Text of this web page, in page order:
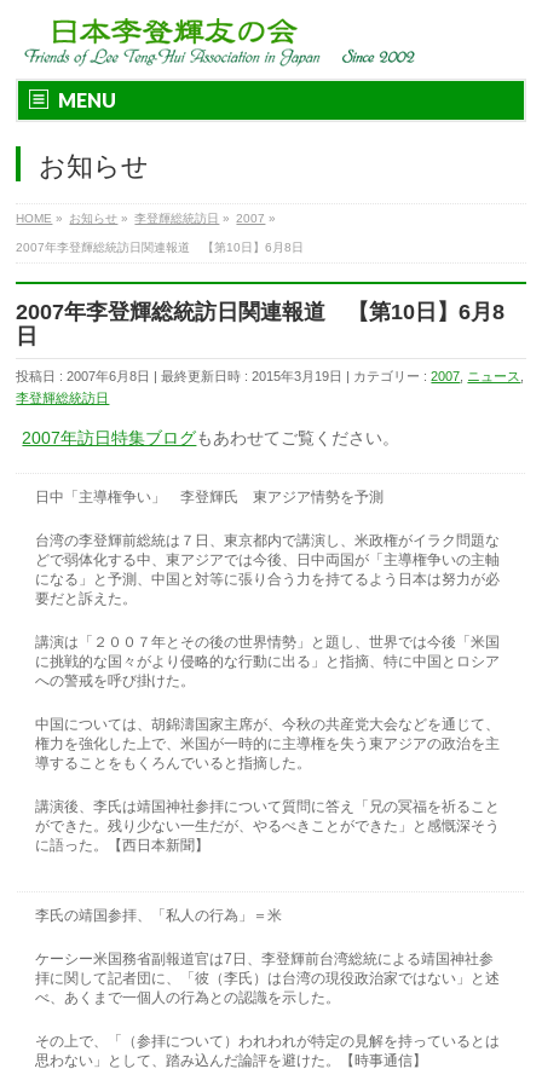
MENU
お知らせ
HOME » お知らせ » 李登輝総統訪日 » 2007 »
2007年李登輝総統訪日関連報道 【第10日】6月8日
2007年李登輝総統訪日関連報道 【第10日】6月8
日
投稿日 : 2007年6月8日 最終更新日時 : 2015年3月19日 カテゴリー :2007 ニュース
李登輝総統訪日
2007年訪日特集ブログもあわせてご覧ください。
日中「主導権争い」 李登輝氏 東アジア情勢を予測
台湾の李登輝前総統は７日、東京都内で講演し、米政権がイラク問題な
どで弱体化する中、東アジアでは今後、日中両国が「主導権争いの主軸
になる」と予測、中国と対等に張り合う力を持てるよう日本は努力が必
要だと訴えた。
講演は「２００７年とその後の世界情勢」と題し、世界では今後「米国
に挑戦的な国々がより侵略的な行動に出る」と指摘、特に中国とロシア
への警戒を呼び掛けた。
中国については、胡錦濤国家主席が、今秋の共産党大会などを通じて、
権力を強化した上で、米国が一時的に主導権を失う東アジアの政治を主
導することをもくろんでいると指摘した。
講演後、李氏は靖国神社参拝について質問に答え「兄の冥福を祈ること
ができた。残り少ない一生だが、やるべきことができた」と感慨深そう
に語った。【西日本新聞】
李氏の靖国参拝、「私人の行為」＝米
ケーシー米国務省副報道官は7日、李登輝前台湾総統による靖国神社参
拝に関して記者団に、「彼（李氏）は台湾の現役政治家ではない」と述
べ、あくまで一個人の行為との認識を示した。
その上で、「（参拝について）われわれが特定の見解を持っているとは
思わない」として、踏み込んだ論評を避けた。【時事通信】